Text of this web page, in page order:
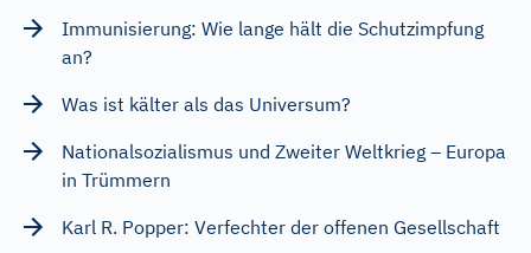
Immunisierung: Wie lange hält die Schutzimpfung
an?
Was ist kälter als das Universum?
Nationalsozialismus und Zweiter Weltkrieg – Europa
in Trümmern
Karl R. Popper: Verfechter der offenen Gesellschaft